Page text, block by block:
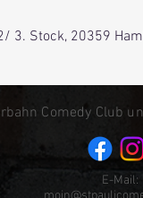
3. Stock, 20359
Comedy Club
E-Mail: